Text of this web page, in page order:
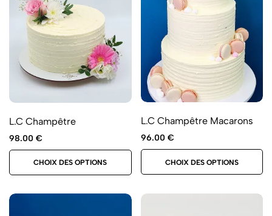
L.C Champêtre
98.00 €
CHOIX DES OPTIONS
L.C Champêtre Macarons
96.00 €
CHOIX DES OPTIONS